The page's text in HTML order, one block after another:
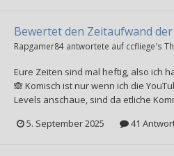
Bewertet den Zeitaufwand
Rapgamer84 antwortete auf ccfliege's
Eure Zeiten sind mal heftig, also ich
🙈 Komisch ist nur wenn ich die
Levels anschaue, sind da etliche
5. September 2025
41